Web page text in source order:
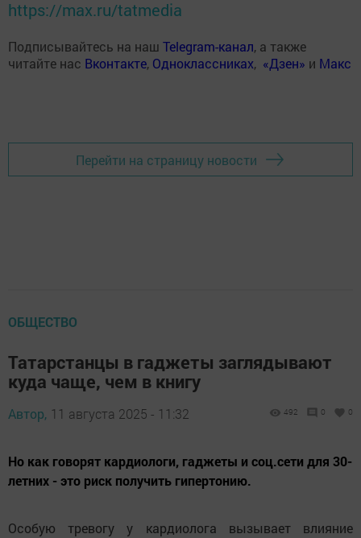
https://max.ru/tatmedia
Подписывайтесь на наш Telegram-канал, а также
читайте нас Вконтакте, Одноклассниках, «Дзен» и Макс
Перейти на страницу новости
ОБЩЕСТВО
Татарстанцы в гаджеты заглядывают
куда чаще, чем в книгу
Автор, 11 августа 2025 - 11:32 492 0 0
Но как говорят кардиологи, гаджеты и соц.сети для 30-
летних - это риск получить гипертонию.
Особую тревогу у кардиолога вызывает влияние